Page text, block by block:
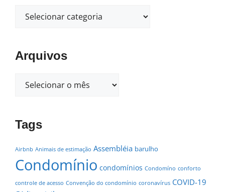
Arquivos
Tags
Airbnb Animais de estimação Assembléia barulho
Condomínio condomínios Condomíno conforto
controle de acesso Convenção do condomínio coronavírus COVID-19